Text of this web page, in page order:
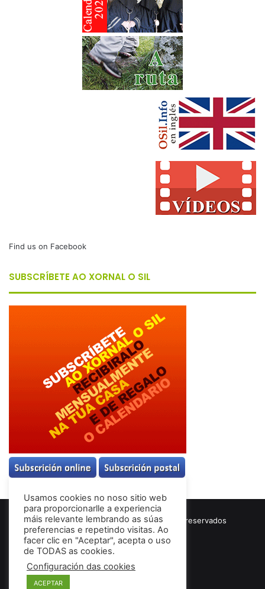
Find us on Facebook
SUBSCRÍBETE AO XORNAL O SIL
© Copyright 2026, Todos los derechos reservados
Términos & Condiciones
Usamos cookies no noso sitio web
para proporcionarlle a experiencia
máis relevante lembrando as súas
preferencias e repetindo visitas. Ao
facer clic en "Aceptar", acepta o uso
de TODAS as cookies.
Configuración das cookies
ACEPTAR